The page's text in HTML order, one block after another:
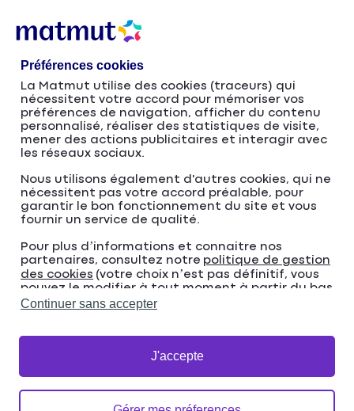
au
principal
navigation
Directrice ou directeur
des ventes
#pasjusteunmétier
Préférences cookies
La Matmut utilise des cookies (traceurs) qui
nécessitent votre accord pour mémoriser vos
préférences de navigation, afficher du contenu
personnalisé, réaliser des statistiques de visite,
mener des actions publicitaires et interagir avec
les réseaux sociaux.
Nous utilisons également d'autres cookies, qui ne
nécessitent pas votre accord préalable, pour
garantir le bon fonctionnement du site et vous
fournir un service de qualité.
Pour plus d’informations et connaitre nos
partenaires, consultez notre politique de gestion
des cookies (votre choix n’est pas définitif, vous
pouvez le modifier à tout moment à partir du bas
de page de notre site).
Continuer sans accepter
J'accepte